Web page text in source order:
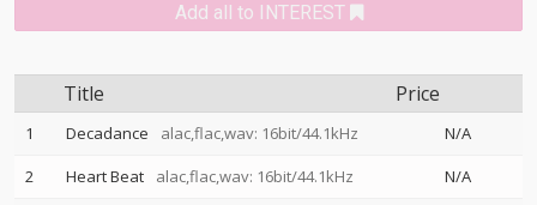
Add all to INTEREST
Title Price
1 Decadance alac,flac,wav: 16bit/44.1kHz
N/A
2
Heart Beat alac,flac,wav: 16bit/44.1kHz
N/A